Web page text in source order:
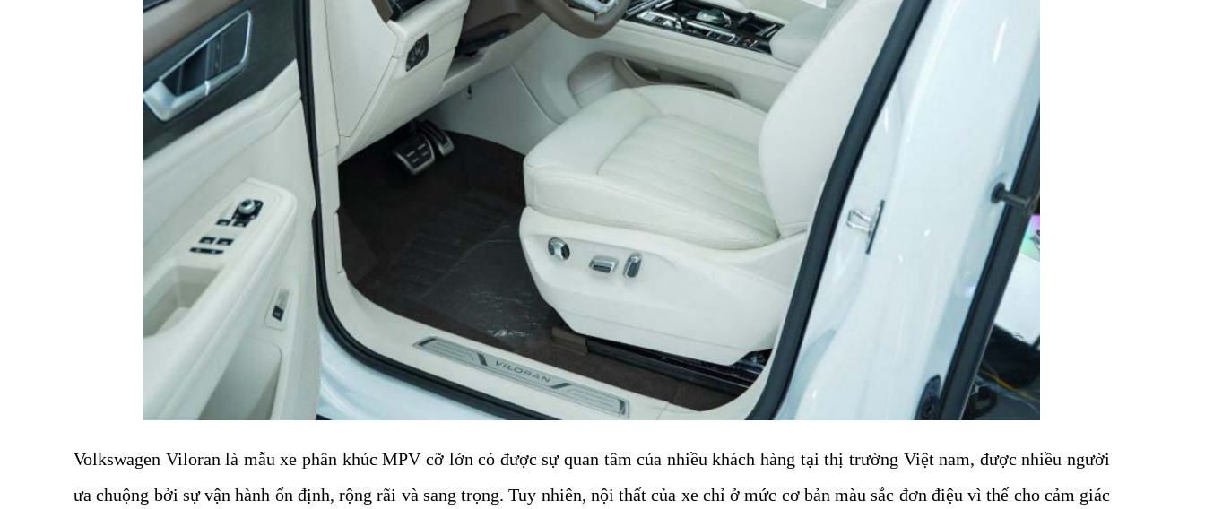
Volkswagen Viloran là mẫu xe phân khúc MPV cỡ lớn có được sự quan tâm của nhiều khách hàng tại thị trường Việt nam, được nhiều người
ưa chuộng bởi sự vận hành ổn định, rộng rãi và sang trọng. Tuy nhiên, nội thất của xe chỉ ở mức cơ bản màu sắc đơn điệu vì thế cho cảm giác